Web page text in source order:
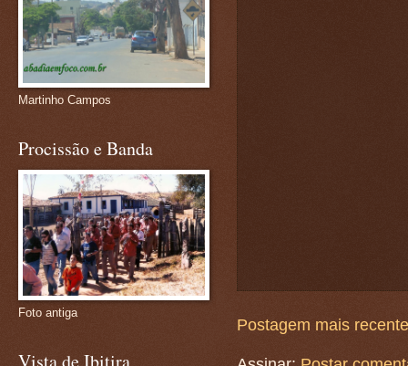
Postagem mais recente
Martinho Campos
Procissão e Banda
Foto antiga
Vista de Ibitira